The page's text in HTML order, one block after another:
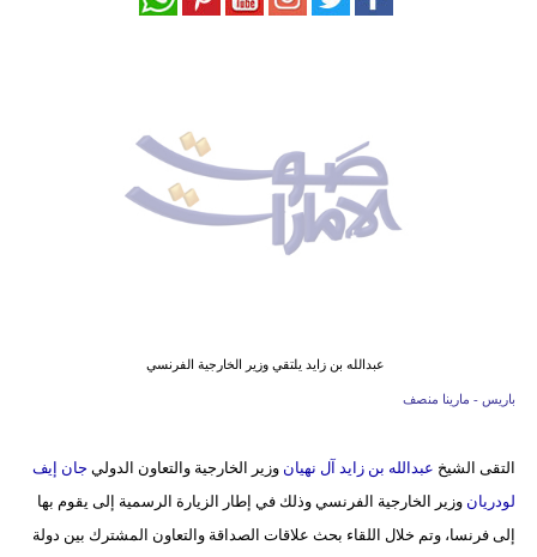
علوم
وتكنولوجيا
عبدالله بن زايد يلتقي وزير الخارجية الفرنسي
باريس - مارينا منصف
التقى الشيخ عبدالله بن زايد آل نهيان وزير الخارجية والتعاون الدولي جان إيف
لودريان وزير الخارجية الفرنسي وذلك في إطار الزيارة الرسمية إلى يقوم بها
إلى فرنسا، وتم خلال اللقاء بحث علاقات الصداقة والتعاون المشترك بين دولة